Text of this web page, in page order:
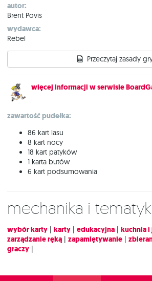
autor:
Brent Povis
wydawca:
Rebel
Przeczytaj zasady
więcej informacji w serwisie
zawartość pudełka:
86 kart lasu
8 kart nocy
18 kart patyków
1 karta butów
6 kart podsumowania
Mechanika i
wybór karty | karty | edukacyjna | kuchnia
zarządzanie ręką | zapamiętywanie |
graczy |